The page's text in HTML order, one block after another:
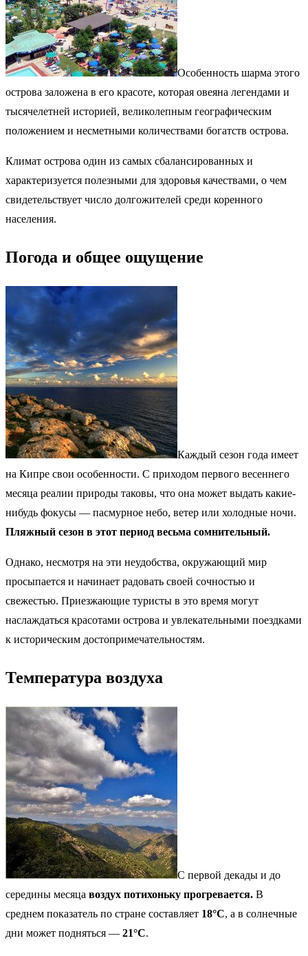
Особенность шарма этого
острова заложена в его красоте, которая овеяна легендами и
тысячелетней историей, великолепным географическим
положением и несметными количествами богатств острова.
Климат острова один из самых сбалансированных и
характеризуется полезными для здоровья качествами, о чем
свидетельствует число долгожителей среди коренного
населения.
Погода и общее ощущение
Каждый сезон года имеет
на Кипре свои особенности. С приходом первого весеннего
месяца реалии природы таковы, что она может выдать какие-
нибудь фокусы — пасмурное небо, ветер или холодные ночи.
Пляжный сезон в этот период весьма сомнительный.
Однако, несмотря на эти неудобства, окружающий мир
просыпается и начинает радовать своей сочностью и
свежестью. Приезжающие туристы в это время могут
наслаждаться красотами острова и увлекательными поездками
к историческим достопримечательностям.
Температура воздуха
С первой декады и до
середины месяца воздух потихоньку прогревается. В
среднем показатель по стране составляет 18°C, а в солнечные
дни может подняться — 21°C.